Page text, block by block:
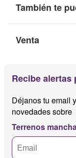
También te
Venta
Recibe alertas
Déjanos tu email
novedades sobre
Terrenos